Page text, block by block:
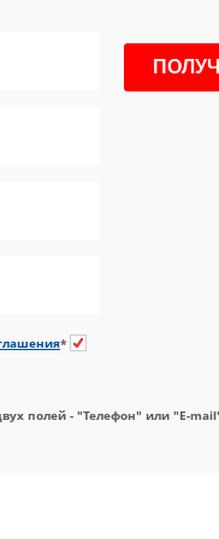
*
полей - "Телефон" или "E-